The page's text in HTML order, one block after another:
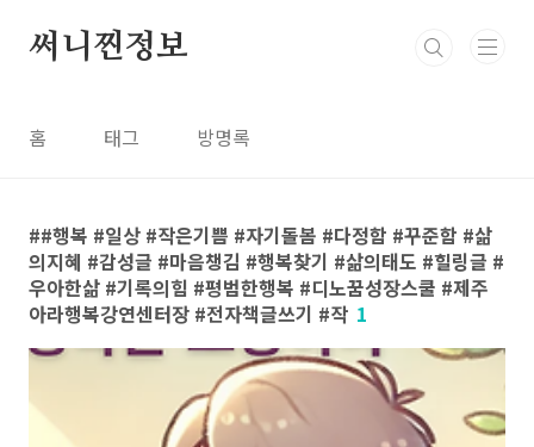
써니찐정보
홈 태그 방명록
#행복 #일상 #작은기쁨 #자기돌봄 #다정함 #꾸준함 #삶
의지혜 #감성글 #마음챙김 #행복찾기 #삶의태도 #힐링글 #
우아한삶 #기록의힘 #평범한행복 #디노꿈성장스쿨 #제주
아라행복강연센터장 #전자책글쓰기 #작 1